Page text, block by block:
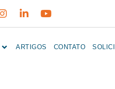
ARTIGOS CONTATO